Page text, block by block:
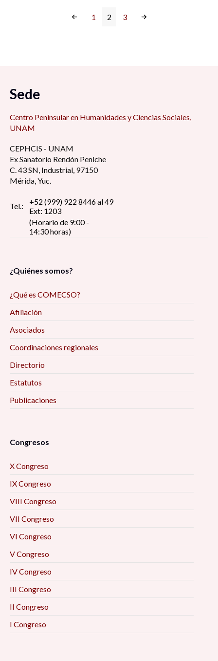
1 2 3
Sede
Centro Peninsular en Humanidades y Ciencias Sociales,
UNAM
CEPHCIS - UNAM
Ex Sanatorio Rendón Peniche
C. 43 SN, Industrial, 97150
Mérida, Yuc.
Tel.:
+52 (999) 922 8446 al 49
Ext: 1203
(Horario de 9:00 -
14:30 horas)
¿Quiénes somos?
¿Qué es COMECSO?
Afiliación
Asociados
Coordinaciones regionales
Directorio
Estatutos
Publicaciones
Congresos
X Congreso
IX Congreso
VIII Congreso
VII Congreso
VI Congreso
V Congreso
IV Congreso
III Congreso
II Congreso
I Congreso